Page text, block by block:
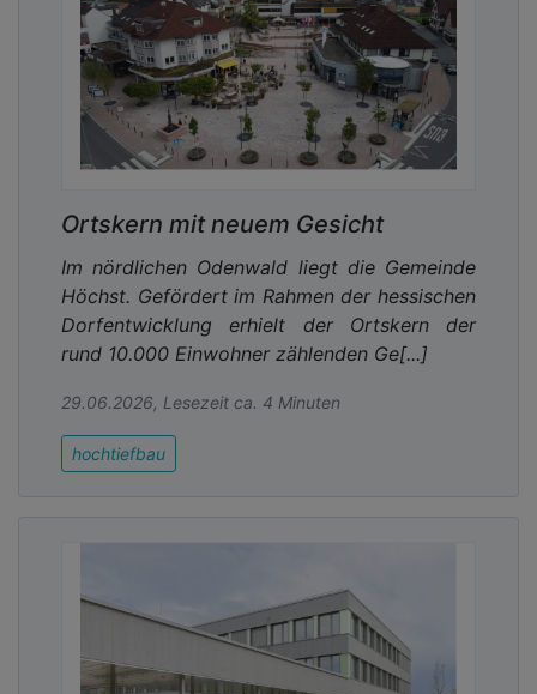
Ortskern mit neuem Gesicht
Im nördlichen Odenwald liegt die Gemeinde
Höchst. Gefördert im Rahmen der hessischen
Dorfentwicklung erhielt der Ortskern der
rund 10.000 Einwohner zählenden Ge[...]
29.06.2026, Lesezeit ca. 4 Minuten
hochtiefbau